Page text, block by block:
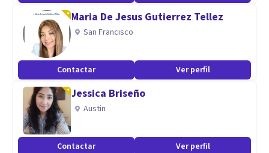
Maria De Jesus Gutierrez Tellez
San Francisco
Contactar Ver perfil
Jessica Briseño
Austin
Contactar Ver perfil